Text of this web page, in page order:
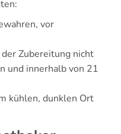
vor
Zubereitung nicht
und innerhalb von 21
kühlen, dunklen Ort